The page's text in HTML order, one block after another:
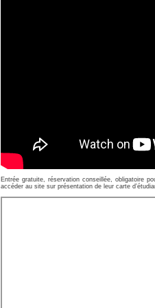
Entrée gratuite, réservation conseillée, obligatoire
accéder au site sur présentation de leur carte